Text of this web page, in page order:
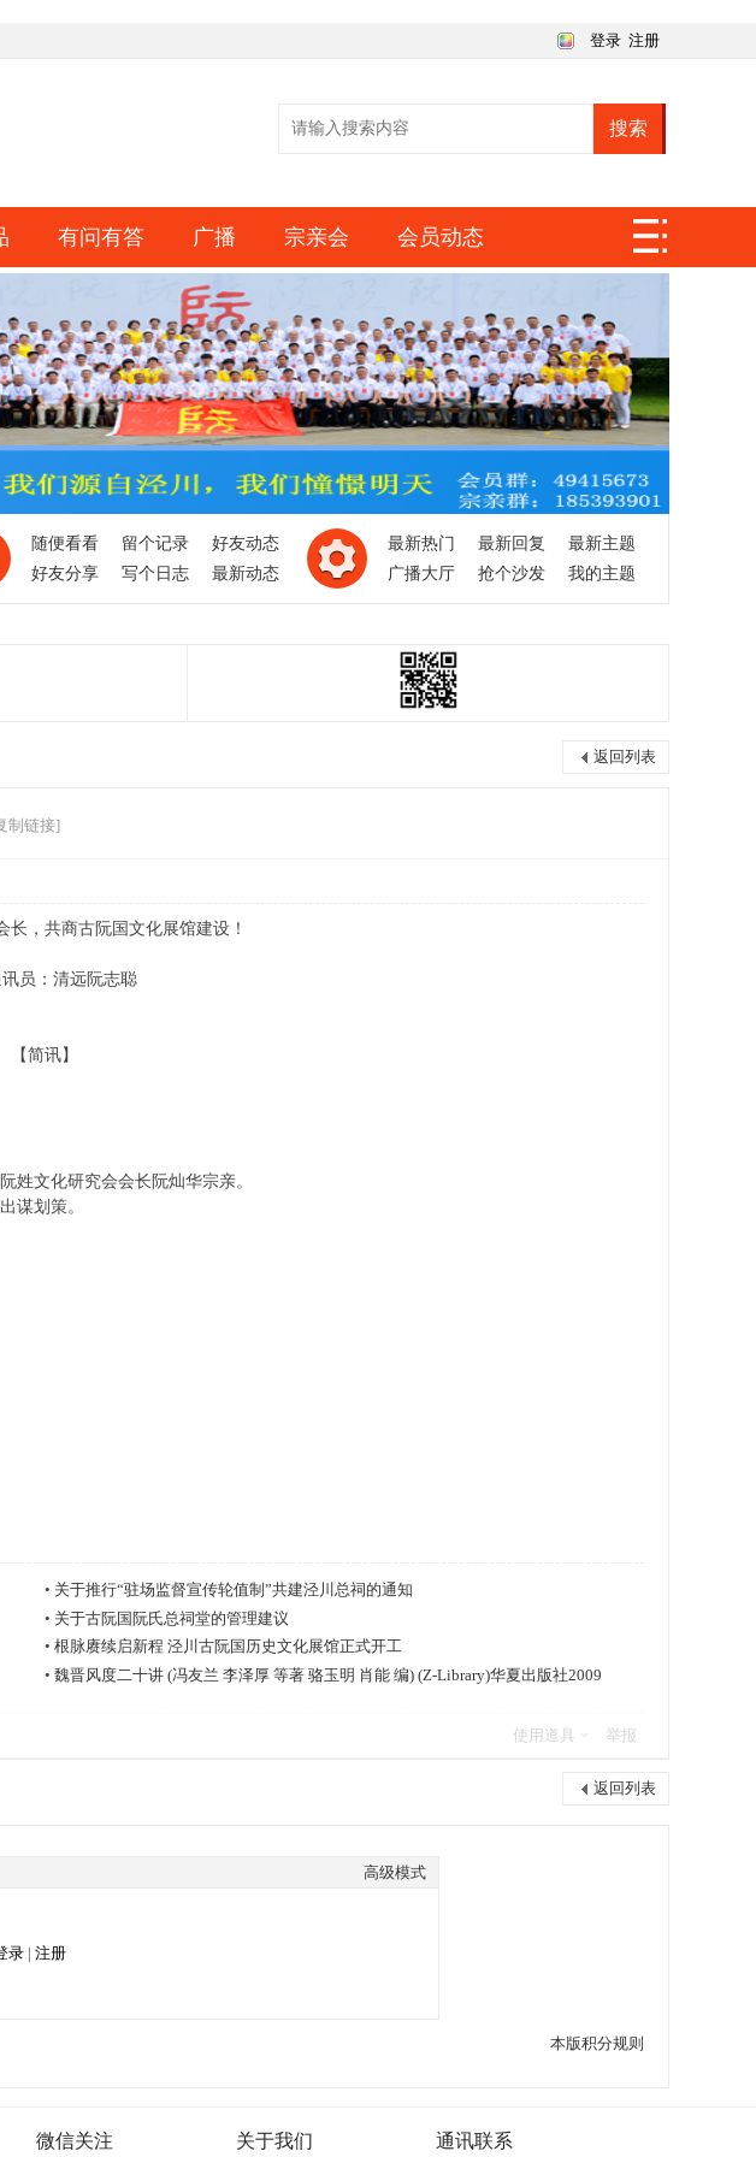
登录 注册
搜索
有问有答 广播 宗亲会 会员动态
随便看看 留个记录
好友动态
好友分享
写个日志 最新动态
最新热门 最新回复
最新主题
广播大厅
抢个沙发 我的主题
返回列表
制链接]
长，共商古阮国文化展馆建设！
员：清远阮志聪
【简讯】
姓文化研究会会长阮灿华宗亲。
谋划策。
• 关于推行“驻场监督宣传轮值制”共建泾川总祠的通知
• 关于古阮国阮氏总祠堂的管理建议
• 根脉赓续启新程 泾川古阮国历史文化展馆正式开工
• 魏晋风度二十讲 (冯友兰 李泽厚 等著 骆玉明 肖能 编) (Z-Library)华夏出版社2009
使用道具 举报
返回列表
高级模式
录 | 注册
本版积分规则
微信关注 关于我们 通讯联系